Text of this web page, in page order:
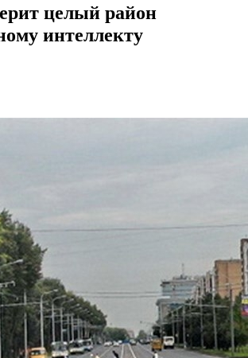
целый район
интеллекту